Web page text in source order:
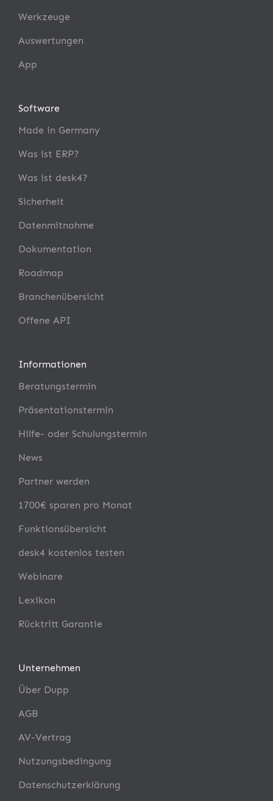
Werkzeuge
Auswertungen
App
Software
Made in Germany
Was ist ERP?
Was ist desk4?
Sicherheit
Datenmitnahme
Dokumentation
Roadmap
Branchenübersicht
Offene API
Informationen
Beratungstermin
Präsentationstermin
Hilfe- oder Schulungstermin
News
Partner werden
1700€ sparen pro Monat
Funktionsübersicht
desk4 kostenlos testen
Webinare
Lexikon
Rücktritt Garantie
Unternehmen
Über Dupp
AGB
AV-Vertrag
Nutzungsbedingung
Datenschutzerklärung